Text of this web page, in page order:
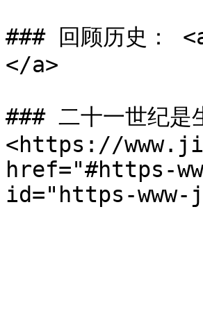
### 回顾历史
</a>
### 二十一世纪是
<https://
href="#https-